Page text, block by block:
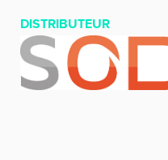
DISTRIBUTEUR